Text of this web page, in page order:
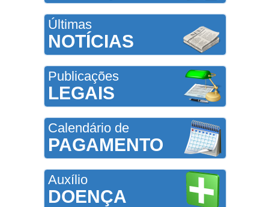
Últimas
NOTÍCIAS
Publicações
LEGAIS
Calendário de
PAGAMENTO
Auxílio
DOENÇA